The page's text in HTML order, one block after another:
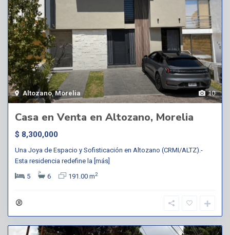
10
Altozano,Morelia
Casa en Venta en Altozano, Morelia
$ 8,300,000
Una Joya de Espacio y Sofisticación en Altozano (CRMI/ALTZ).-
Esta residencia redefine la [más]
5
6 191.00 m2